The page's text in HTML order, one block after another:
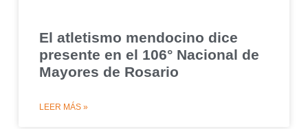
El atletismo mendocino dice
presente en el 106° Nacional de
Mayores de Rosario
LEER MÁS »